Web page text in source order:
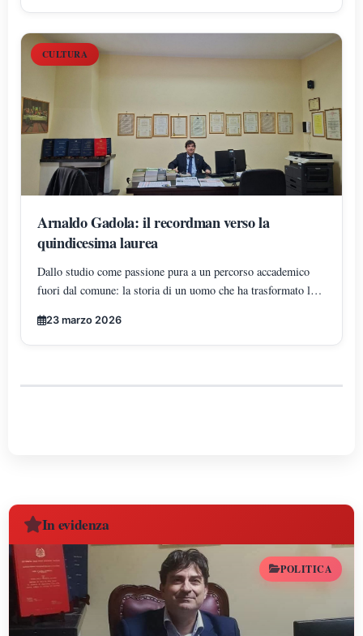
CULTURA
Arnaldo Gadola: il recordman verso la
quindicesima laurea
Dallo studio come passione pura a un percorso accademico
fuori dal comune: la storia di un uomo che ha trasformato la
23 marzo 2026
In evidenza
POLITICA